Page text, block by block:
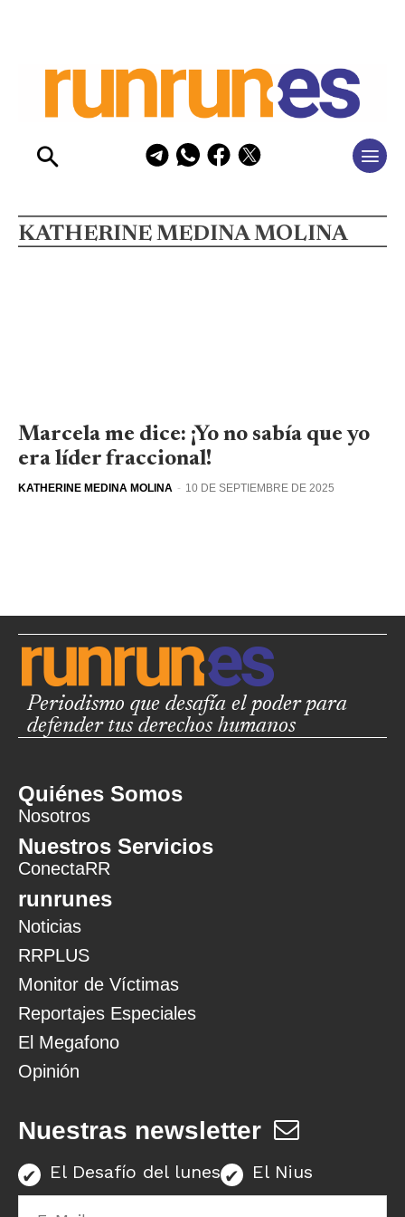
KATHERINE MEDINA MOLINA
Marcela me dice: ¡Yo no sabía que yo
era líder fraccional!
KATHERINE MEDINA MOLINA - 10 DE SEPTIEMBRE DE 2025
Periodismo que desafía el poder para
defender tus derechos humanos
Quiénes Somos
Nosotros
Nuestros Servicios
ConectaRR
runrunes
Noticias
RRPLUS
Monitor de Víctimas
Reportajes Especiales
El Megafono
Opinión
Nuestras newsletter
El Desafío del lunes El Nius